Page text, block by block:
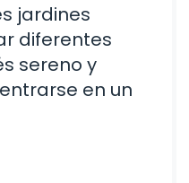
jardines
diferentes
sereno y
en un